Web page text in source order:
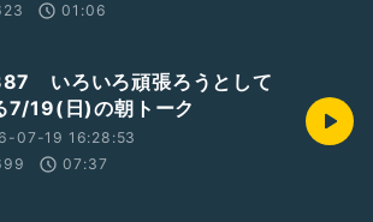
01:06
いろいろ頑張ろうとして
7/19(日)の朝トーク
07-19 16:28:53
07:37